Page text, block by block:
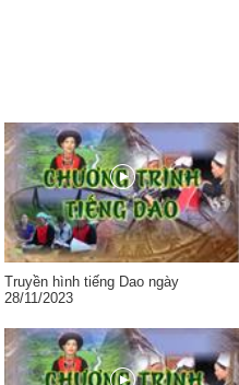
Truyền hình tiếng Dao ngày
28/11/2023